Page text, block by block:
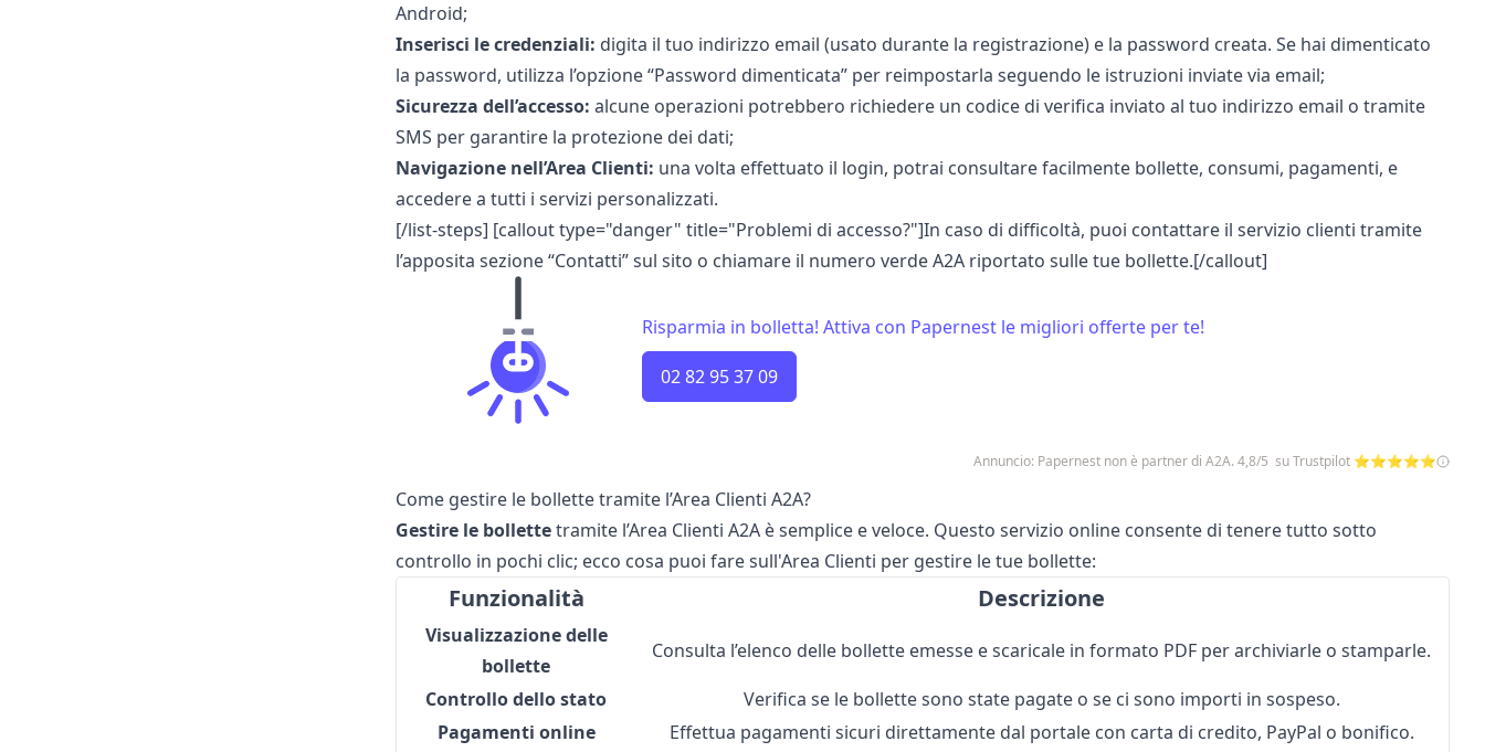
Android;
Inserisci le credenziali: digita il tuo indirizzo email (usato durante la registrazione) e la password creata. Se hai dimenticato
la password, utilizza l’opzione “Password dimenticata” per reimpostarla seguendo le istruzioni inviate via email;
Sicurezza dell’accesso: alcune operazioni potrebbero richiedere un codice di verifica inviato al tuo indirizzo email o tramite
SMS per garantire la protezione dei dati;
Navigazione nell’Area Clienti: una volta effettuato il login, potrai consultare facilmente bollette, consumi, pagamenti, e
accedere a tutti i servizi personalizzati.
[/list-steps] [callout type="danger" title="Problemi di accesso?"]In caso di difficoltà, puoi contattare il servizio clienti tramite
l’apposita sezione “Contatti” sul sito o chiamare il numero verde A2Ariportato sulle tue bollette.[/callout]
Risparmia in bolletta! Attiva con Papernest le migliori offerte per te!
02 82 95 37 09
Annuncio: Papernest non è partner di A2A. 4,8/5 su Trustpilot ⭐⭐⭐⭐⭐
Come gestire le bollette tramite l’Area Clienti A2A?
Gestire le bollettetramite l’Area Clienti A2A è semplice e veloce. Questo servizio online consente di tenere tutto sotto
controllo in pochi clic; ecco cosa puoi fare sull'Area Clienti per gestire le tue bollette:
Funzionalità Descrizione
Visualizzazione delle
bollette
Consulta l’elenco delle bollette emesse e scaricale in formato PDF per archiviarle o stamparle.
Controllo dello stato
Verifica se le bollette sono state pagate o se ci sono importi in sospeso.
Pagamenti online
Effettua pagamenti sicuri direttamente dal portale con carta di credito, PayPal o bonifico.